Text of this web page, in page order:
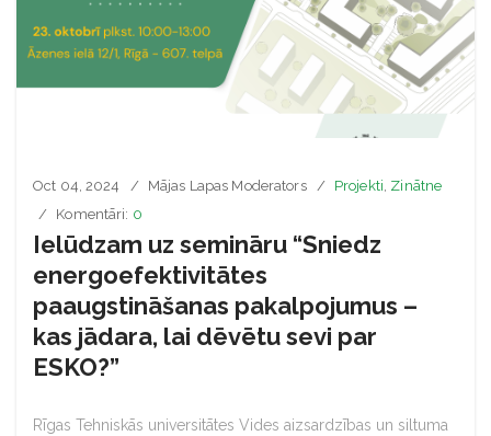
Oct 04, 2024 Mājas Lapas Moderators Projekti, Zinātne
Komentāri: 0
Ielūdzam uz semināru “Sniedz
energoefektivitātes
paaugstināšanas pakalpojumus –
kas jādara, lai dēvētu sevi par
ESKO?”
Rīgas Tehniskās universitātes Vides aizsardzības un siltuma